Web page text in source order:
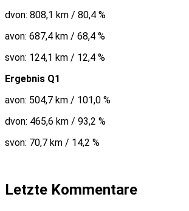
dvon: 808,1 km / 80,4 %
avon: 687,4 km / 68,4 %
svon: 124,1 km / 12,4 %
Ergebnis Q1
avon: 504,7 km / 101,0 %
dvon: 465,6 km / 93,2 %
svon: 70,7 km / 14,2 %
Letzte Kommentare